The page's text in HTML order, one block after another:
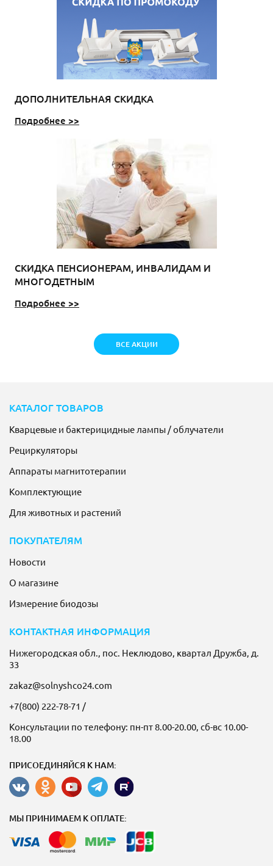
ДОПОЛНИТЕЛЬНАЯ СКИДКА
Подробнее >>
СКИДКА ПЕНСИОНЕРАМ, ИНВАЛИДАМ И
МНОГОДЕТНЫМ
Подробнее >>
ВСЕ АКЦИИ
КАТАЛОГ ТОВАРОВ
Кварцевые и бактерицидные лампы / облучатели
Рециркуляторы
Аппараты магнитотерапии
Комплектующие
Для животных и растений
ПОКУПАТЕЛЯМ
Новости
О магазине
Измерение биодозы
КОНТАКТНАЯ ИНФОРМАЦИЯ
Нижегородская обл., пос. Неклюдово, квартал Дружба, д.
33
zakaz@solnyshco24.com
+7(800) 222-78-71 /
Консультации по телефону: пн-пт 8.00-20.00, сб-вс 10.00-
18.00
ПРИСОЕДИНЯЙСЯ К НАМ:
МЫ ПРИНИМАЕМ К ОПЛАТЕ: